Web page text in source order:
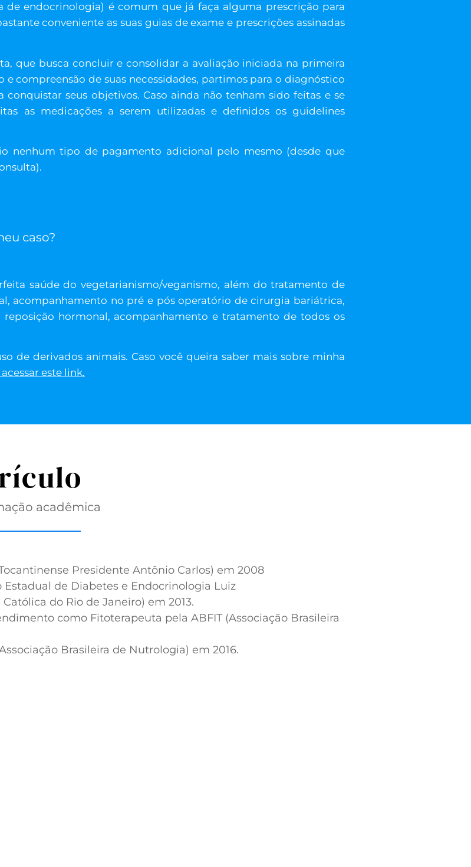
endocrinologia) é comum que já faça alguma prescrição para
conveniente as suas guias de exame e prescrições assinadas
que busca concluir e consolidar a avaliação iniciada na primeira
compreensão de suas necessidades, partimos para o diagnóstico
seus objetivos. Caso ainda não tenham sido feitas e se
as medicações a serem utilizadas e definidos os guidelines
nenhum tipo de pagamento adicional pelo mesmo (desde que
caso?
saúde do vegetarianismo/veganismo, além do tratamento de
acompanhamento no pré e pós operatório de cirurgia bariátrica,
hormonal, acompanhamento e tratamento de todos os
de derivados animais. Caso você queira saber mais sobre minha
este link.
acadêmica
Presidente Antônio Carlos) em 2008
de Diabetes e Endocrinologia Luiz
do Rio de Janeiro) em 2013.
como Fitoterapeuta pela ABFIT (Associação Brasileira
Brasileira de Nutrologia) em 2016.